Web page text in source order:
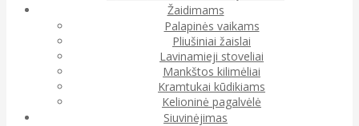
Žaidimams
Palapinės vaikams
Pliušiniai žaislai
Lavinamieji stoveliai
Mankštos kilimėliai
Kramtukai kūdikiams
Kelioninė pagalvėlė
Siuvinėjimas